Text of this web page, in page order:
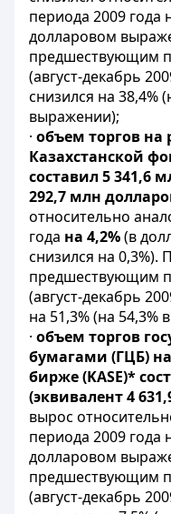
периода 2009 года
долларовом
предшествующим
(август-декабрь
снизился на 38,4%
выражении);
· объем торгов на
Казахстанской
составил 5 341,6
292,7 млн
относительно
года на 4,2%(в
снизился на 0,3%).
предшествующим
(август-декабрь
на 51,3% (на
· объем торгов
бумагами (ГЦБ)
бирже (KASE)*
(эквивалент 4
вырос
периода 2009 года
долларовом
предшествующим
(август-декабрь